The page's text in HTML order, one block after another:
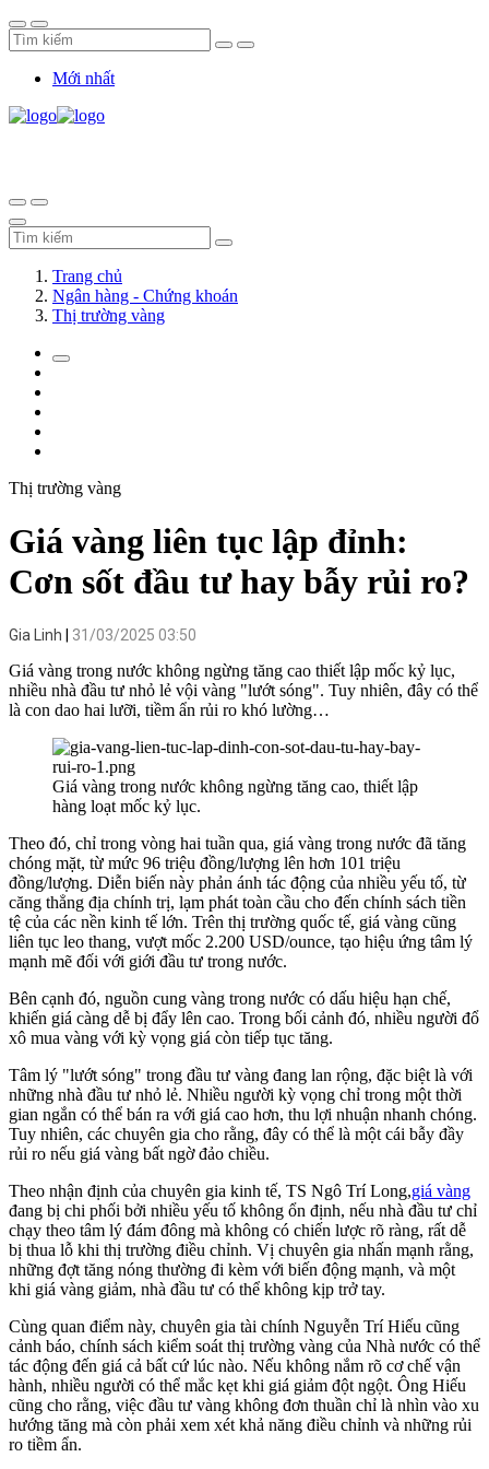
Mới nhất
Trang chủ
Ngân hàng - Chứng khoán
Thị trường vàng
Thị trường vàng
Giá vàng liên tục lập đỉnh:
Cơn sốt đầu tư hay bẫy rủi ro?
Gia Linh 31/03/2025 03:50
Giá vàng trong nước không ngừng tăng cao thiết lập mốc kỷ lục,
nhiều nhà đầu tư nhỏ lẻ vội vàng "lướt sóng". Tuy nhiên, đây có thể
là con dao hai lưỡi, tiềm ẩn rủi ro khó lường…
Giá vàng trong nước không ngừng tăng cao, thiết lập
hàng loạt mốc kỷ lục.
Theo đó, chỉ trong vòng hai tuần qua, giá vàng trong nước đã tăng
chóng mặt, từ mức 96 triệu đồng/lượng lên hơn 101 triệu
đồng/lượng. Diễn biến này phản ánh tác động của nhiều yếu tố, từ
căng thẳng địa chính trị, lạm phát toàn cầu cho đến chính sách tiền
tệ của các nền kinh tế lớn. Trên thị trường quốc tế, giá vàng cũng
liên tục leo thang, vượt mốc 2.200 USD/ounce, tạo hiệu ứng tâm lý
mạnh mẽ đối với giới đầu tư trong nước.
Bên cạnh đó, nguồn cung vàng trong nước có dấu hiệu hạn chế,
khiến giá càng dễ bị đẩy lên cao. Trong bối cảnh đó, nhiều người đổ
xô mua vàng với kỳ vọng giá còn tiếp tục tăng.
Tâm lý "lướt sóng" trong đầu tư vàng đang lan rộng, đặc biệt là với
những nhà đầu tư nhỏ lẻ. Nhiều người kỳ vọng chỉ trong một thời
gian ngắn có thể bán ra với giá cao hơn, thu lợi nhuận nhanh chóng.
Tuy nhiên, các chuyên gia cho rằng, đây có thể là một cái bẫy đầy
rủi ro nếu giá vàng bất ngờ đảo chiều.
Theo nhận định của chuyên gia kinh tế, TS Ngô Trí Long,giá vàng
đang bị chi phối bởi nhiều yếu tố không ổn định, nếu nhà đầu tư chỉ
chạy theo tâm lý đám đông mà không có chiến lược rõ ràng, rất dễ
bị thua lỗ khi thị trường điều chỉnh. Vị chuyên gia nhấn mạnh rằng,
những đợt tăng nóng thường đi kèm với biến động mạnh, và một
khi giá vàng giảm, nhà đầu tư có thể không kịp trở tay.
Cùng quan điểm này, chuyên gia tài chính Nguyễn Trí Hiếu cũng
cảnh báo, chính sách kiểm soát thị trường vàng của Nhà nước có thể
tác động đến giá cả bất cứ lúc nào. Nếu không nắm rõ cơ chế vận
hành, nhiều người có thể mắc kẹt khi giá giảm đột ngột. Ông Hiếu
cũng cho rằng, việc đầu tư vàng không đơn thuần chỉ là nhìn vào xu
hướng tăng mà còn phải xem xét khả năng điều chỉnh và những rủi
ro tiềm ẩn.